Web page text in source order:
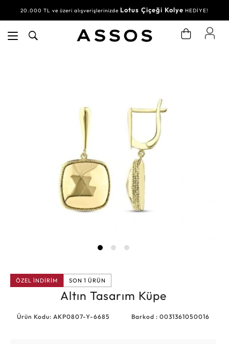
20.000 TL ve üzeri alışverişlerinizde Lotus Çiçeği Kolye HEDİYE!
ÖZEL İNDİRİM SON 1 ÜRÜN
Altın Tasarım Küpe
Ürün Kodu: AKP0807-Y-6685 Barkod : 0031361050016